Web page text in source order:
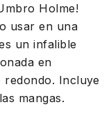
Holme!
usar en una
un infalible
en
Incluye
mangas.